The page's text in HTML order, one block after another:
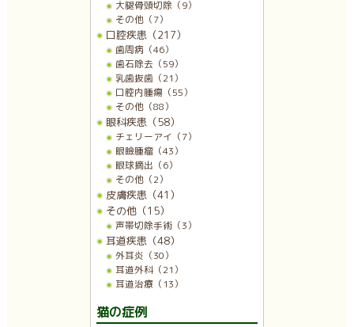
大腿骨頭切除（9）
その他（7）
口腔疾患（217）
歯周病（46）
歯石除去（59）
乳歯抜歯（21）
口腔内腫瘍（55）
その他（88）
眼科疾患（58）
チェリーアイ（7）
眼瞼腫瘤（43）
眼球摘出（6）
その他（2）
皮膚疾患（41）
その他（15）
声帯切除手術（3）
耳道疾患（48）
外耳炎（30）
耳道外科（21）
耳道治療（13）
猫の症例